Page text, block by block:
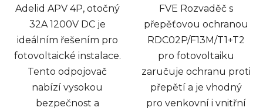
Adelid APV 4P, otočný
32A 1200V DC je
ideálním řešením pro
fotovoltaické instalace.
Tento odpojovač
nabízí vysokou
bezpečnost a
FVE Rozvaděč s
přepěťovou ochranou
RDC02P/F13M/T1+T2
pro fotovoltaiku
zaručuje ochranu proti
přepětí a je vhodný
pro venkovní i vnitřní